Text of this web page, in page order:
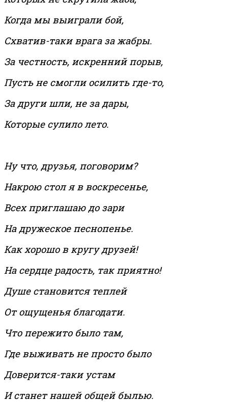
Когда мы выиграли бой,
Схватив-таки врага за жабры.
За честность, искренний порыв,
Пусть не смогли осилить где-то,
За други шли, не за дары,
Которые сулило лето.
Ну что, друзья, поговорим?
Накрою стол я в воскресенье,
Всех приглашаю до зари
На дружеское песнопенье.
Как хорошо в кругу друзей!
На сердце радость, так приятно!
Душе становится теплей
От ощущенья благодати.
Что пережито было там,
Где выживать не просто было
Доверится-таки устам
И станет нашей общей былью.